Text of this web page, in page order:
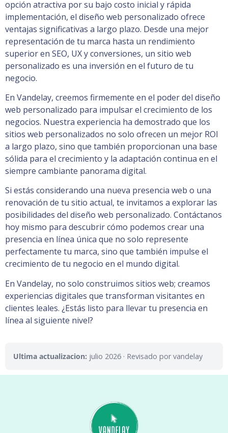
opción atractiva por su bajo costo inicial y rápida
implementación, el diseño web personalizado ofrece
ventajas significativas a largo plazo. Desde una mejor
representación de tu marca hasta un rendimiento
superior en SEO, UX y conversiones, un sitio web
personalizado es una inversión en el futuro de tu
negocio.
En Vandelay, creemos firmemente en el poder del diseño
web personalizado para impulsar el crecimiento de los
negocios. Nuestra experiencia ha demostrado que los
sitios web personalizados no solo ofrecen un mejor ROI
a largo plazo, sino que también proporcionan una base
sólida para el crecimiento y la adaptación continua en el
siempre cambiante panorama digital.
Si estás considerando una nueva presencia web o una
renovación de tu sitio actual, te invitamos a explorar las
posibilidades del diseño web personalizado. Contáctanos
hoy mismo para descubrir cómo podemos crear una
presencia en línea única que no solo represente
perfectamente tu marca, sino que también impulse el
crecimiento de tu negocio en el mundo digital.
En Vandelay, no solo construimos sitios web; creamos
experiencias digitales que transforman visitantes en
clientes leales. ¿Estás listo para llevar tu presencia en
línea al siguiente nivel?
Ultima actualizacion: julio 2026 · Revisado por vandelay